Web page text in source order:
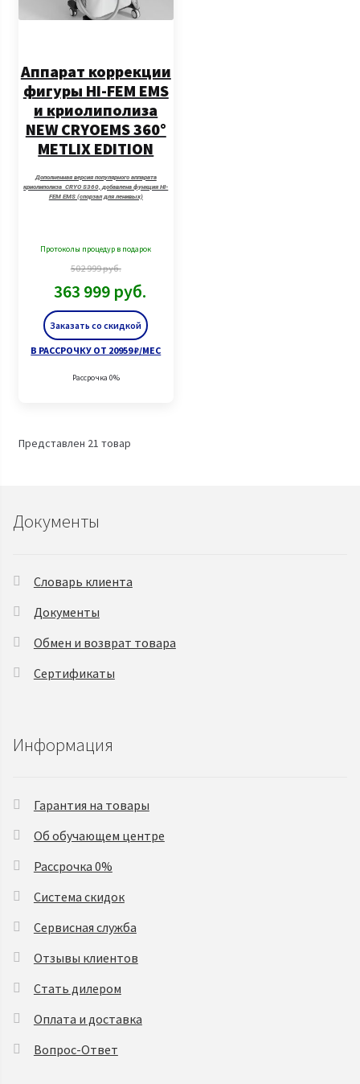
Заказать со скидкой
Аппарат коррекции
фигуры HI-FEM EMS
и криолиполиза
NEW CRYOEMS 360°
METLIX EDITION
Дополненная версия популярного аппарата
криолиполиза CRYO S360, добавлена функция HI-
FEM EMS (спорзал для ленивых)
Протоколы процедур в подарок
502 999руб.
363 999 руб.
В РАССРОЧКУ ОТ 20959 ₽/МЕС
Рассрочка 0%
Представлен 21 товар
Документы
Словарь клиента
Документы
Обмен и возврат товара
Сертификаты
Информация
Гарантия на товары
Об обучающем центре
Рассрочка 0%
Система скидок
Сервисная служба
Отзывы клиентов
Стать дилером
Оплата и доставка
Вопрос-Ответ